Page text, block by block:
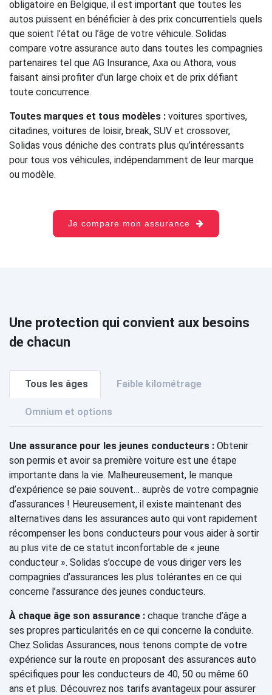
obligatoire en Belgique, il est important que toutes les
autos puissent en bénéficier à des prix concurrentiels quels
que soient l’état ou l’âge de votre véhicule. Solidas
compare votre assurance auto dans toutes les compagnies
partenaires tel que AG Insurance, Axa ou Athora, vous
faisant ainsi profiter d'un large choix et de prix défiant
toute concurrence.
Toutes marques et tous modèles : voitures sportives,
citadines, voitures de loisir, break, SUV et crossover,
Solidas vous déniche des contrats plus qu’intéressants
pour tous vos véhicules, indépendamment de leur marque
ou modèle.
Je compare mon assurance
Une protection qui convient aux besoins
de chacun
Tous les âges Faible kilométrage
Omnium et options
Une assurance pour les jeunes conducteurs : Obtenir
son permis et avoir sa première voiture est une étape
importante dans la vie. Malheureusement, le manque
d’expérience se paie souvent… auprès de votre compagnie
d’assurances ! Heureusement, il existe maintenant des
alternatives dans les assurances auto qui vont rapidement
récompenser les bons conducteurs pour vous aider à sortir
au plus vite de ce statut inconfortable de « jeune
conducteur ». Solidas s’occupe de vous diriger vers les
compagnies d’assurances les plus tolérantes en ce qui
concerne l’assurance des jeunes conducteurs.
À chaque âge son assurance : chaque tranche d’âge a
ses propres particularités en ce qui concerne la conduite.
Chez Solidas Assurances, nous tenons compte de votre
expérience sur la route en proposant des assurances auto
spécifiques pour les conducteurs de 40, 50 ou même 60
ans et plus. Découvrez nos tarifs avantageux pour assurer